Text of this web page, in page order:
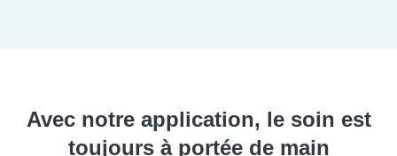
Avec notre application, le soin est
toujours à portée de main